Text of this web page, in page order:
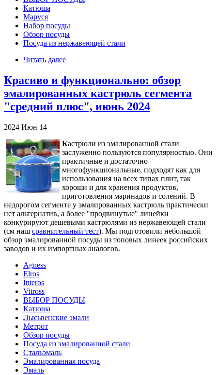
Катюша
Маруся
Набор посуды
Обзор посуды
Посуда из нержавеющей стали
Читать далее
Красиво и функционально: обзор
эмалированных кастрюль сегмента
"средний плюс", июнь 2024
2024 Июн 14
Кастрюли из эмалированной стали
заслуженно пользуются популярностью. Они
практичные и достаточно
многофункциональные, подходят как для
использования на всех типах плит, так
хороши и для хранения продуктов,
приготовления маринадов и солений. В
недорогом сегменте у эмалированных кастрюль практически
нет альтернатив, а более "продвинутые" линейки
конкурируют дешевыми кастрюлями из нержавеющей стали
(см наш сравнительный тест). Мы подготовили небольшой
обзор эмалированной посуды из топовых линеек российских
заводов и их импортных аналогов.
Agness
Elros
Interos
Vitross
ВЫБОР ПОСУДЫ
Катюша
Лысьвенские эмали
Метрот
Обзор посуды
Посуда из эмалированной стали
Стальэмаль
Эмалированная посуда
Эмаль